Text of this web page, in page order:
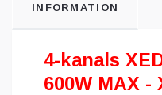
INFORMATION
4-kanals
600W MAX -